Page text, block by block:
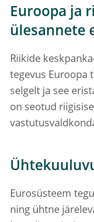
Euroopa ja
ülesannete
Riikide
tegevus Euroopa
selgelt ja see
on seotud
Eurosüsteem
ning ühtne